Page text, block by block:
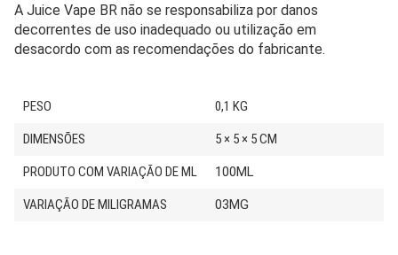
A Juice Vape BR não se responsabiliza por danos
decorrentes de uso inadequado ou utilização em
desacordo com as recomendações do fabricante.
PESO 0,1 KG
DIMENSÕES 5 × 5 × 5 CM
PRODUTO COM VARIAÇÃO DE ML 100ML
VARIAÇÃO DE MILIGRAMAS 03MG